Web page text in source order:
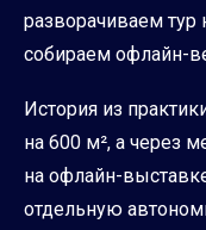
разворачиваем тур
собираем офлайн-
История из
на 600 м², а через
на офлайн-
отдельную